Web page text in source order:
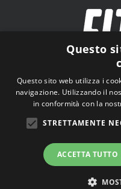
FITAV - Federazione
n.74,
© Copyright2026 |
Questo
Questo sito web utilizza i
navigazione. Utilizzando il
in conformità con la
STRETTAMENTE
ACCETTA TUTTO